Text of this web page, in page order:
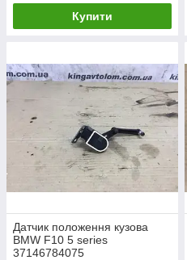
Купити
Датчик положення кузова
BMW F10 5 series
37146784075